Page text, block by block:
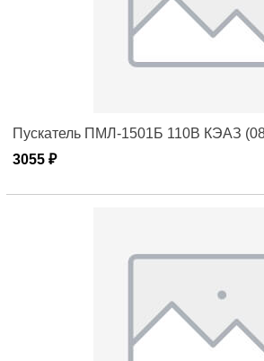
Пускатель ПМЛ-1501Б 110В КЭАЗ
3055 ₽